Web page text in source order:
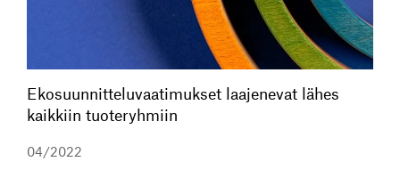
Ekosuunnitteluvaatimukset laajenevat lähes
kaikkiin tuoteryhmiin
04/2022